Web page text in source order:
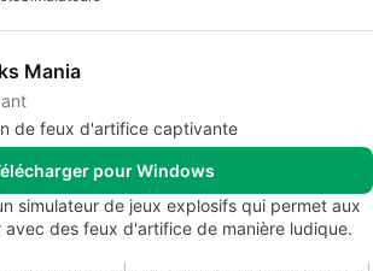
Mania
de feux d'artifice captivante
pour Windows
simulateur de jeux explosifs qui permet aux
des feux d'artifice de manière ludique.